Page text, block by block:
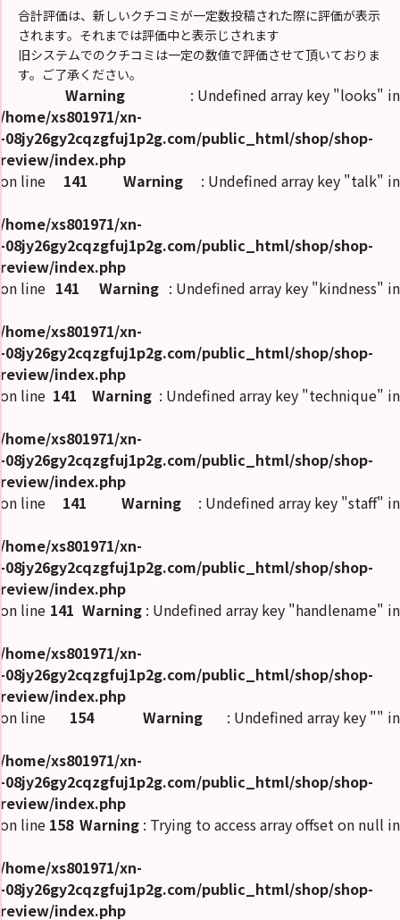
合計評価は、新しいクチコミが一定数投稿された際に評価が表示
されます。それまでは評価中と表示じされます
旧システムでのクチコミは一定の数値で評価させて頂いておりま
す。ご了承ください。
Warning
: Undefined array key "looks" in
/home/xs801971/xn-
-08jy26gy2cqzgfuj1p2g.com/public_html/shop/shop-
review/index.php
on line
141 Warning
: Undefined array key "talk" in
/home/xs801971/xn-
-08jy26gy2cqzgfuj1p2g.com/public_html/shop/shop-
review/index.php
on line 141 Warning : Undefined array key "kindness" in
/home/xs801971/xn-
-08jy26gy2cqzgfuj1p2g.com/public_html/shop/shop-
review/index.php
on line 141 Warning : Undefined array key "technique" in
/home/xs801971/xn-
-08jy26gy2cqzgfuj1p2g.com/public_html/shop/shop-
review/index.php
on line
141 Warning
: Undefined array key "staff" in
/home/xs801971/xn-
-08jy26gy2cqzgfuj1p2g.com/public_html/shop/shop-
review/index.php
on line 141 Warning : Undefined array key "handlename" in
/home/xs801971/xn-
-08jy26gy2cqzgfuj1p2g.com/public_html/shop/shop-
review/index.php
on line
154 Warning
: Undefined array key "" in
/home/xs801971/xn-
-08jy26gy2cqzgfuj1p2g.com/public_html/shop/shop-
review/index.php
on line 158 Warning : Trying to access array offset on null in
/home/xs801971/xn-
-08jy26gy2cqzgfuj1p2g.com/public_html/shop/shop-
review/index.php
勤
情
報
割
ー
ポ
ン
ク
チ
動
画
情
報
女
風
体
験
女
風
コ
ム
閉
じ